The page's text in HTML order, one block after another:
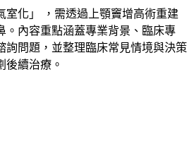
室化」 ，需透過上顎竇增高術重建
。內容重點涵蓋專業背景、臨床專
詢問題，並整理臨床常見情境與決策
後續治療。